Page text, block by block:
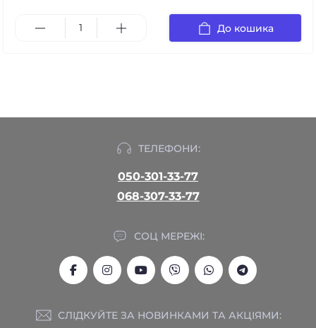
До кошика
ТЕЛЕФОНИ:
050-301-33-77
068-307-33-77
СОЦ МЕРЕЖІ:
СЛІДКУЙТЕ ЗА НОВИНКАМИ ТА АКЦІЯМИ: